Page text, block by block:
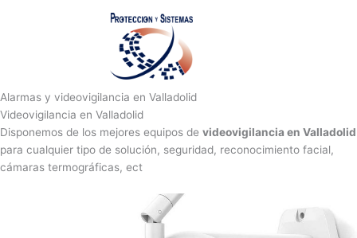
Alarmas y videovigilancia en Valladolid
Videovigilancia en Valladolid
Disponemos de los mejores equipos de videovigilancia en Valladolid
para cualquier tipo de solución, seguridad, reconocimiento facial,
cámaras termográficas, ect